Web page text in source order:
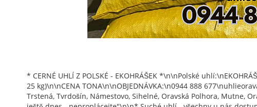
* CERNÉ UHLÍ Z POLSKÉ - EKOHRÁŠEK *\n\nPolské
25 kg)\n\nCENA TONA\n\nOBJEDNÁVKA:\n0944 888
Trstená, Tvrdošín, Námestovo, Sihelné, Oravská Polhora, Mutne,